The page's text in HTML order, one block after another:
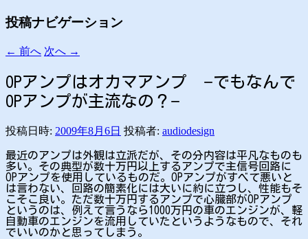
投稿ナビゲーション
← 前へ 次へ →
OPアンプはオカマアンプ −でもなんで
OPアンプが主流なの？−
投稿日時: 2009年8月6日 投稿者: audiodesign
最近のアンプは外観は立派だが、その分内容は平凡なものも
多い。その典型が数十万円以上するアンプで主信号回路に
OPアンプを使用しているものだ。OPアンプがすべて悪いと
は言わない、回路の簡素化には大いに約に立つし、性能もそ
こそこ良い。ただ数十万円するアンプで心臓部がOPアンプ
というのは、例えて言うなら1000万円の車のエンジンが、軽
自動車のエンジンを流用していたというようなもので、それ
でいいのかと思ってしまう。